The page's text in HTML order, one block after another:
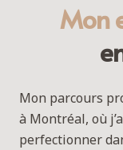
Mon
Mon parcours
à Montréal, où
perfectionner